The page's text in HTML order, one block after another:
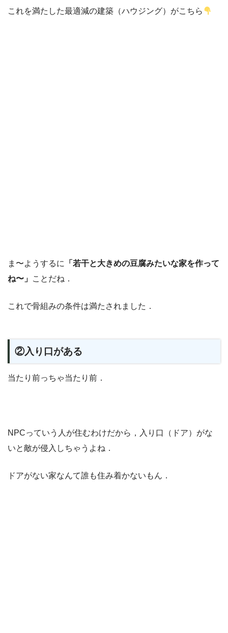
これを満たした最適減の建築（ハウジング）がこちら
ま〜ようするに
「若干と大きめの豆腐みたいな家を作って
ね〜」 ことだね．
これで骨組みの条件は満たされました．
②入り口がある
当たり前っちゃ当たり前．
NPCっていう人が住むわけだから，入り口（ドア）がな
いと敵が侵入しちゃうよね．
ドアがない家なんて誰も住み着かないもん．